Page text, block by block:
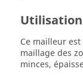
Utilisation
Ce mailleur
maillage des
minces,